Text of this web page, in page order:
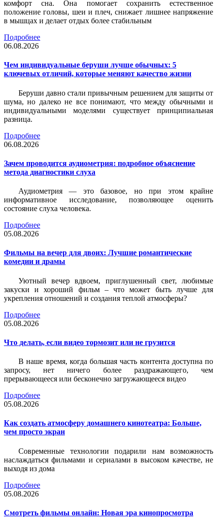
комфорт сна. Она помогает сохранить естественное
положение головы, шеи и плеч, снижает лишнее напряжение
в мышцах и делает отдых более стабильным
Подробнее
06.08.2026
Чем индивидуальные беруши лучше обычных: 5
ключевых отличий, которые меняют качество жизни
Беруши давно стали привычным решением для защиты от
шума, но далеко не все понимают, что между обычными и
индивидуальными моделями существует принципиальная
разница.
Подробнее
06.08.2026
Зачем проводится аудиометрия: подробное объяснение
метода диагностики слуха
Аудиометрия — это базовое, но при этом крайне
информативное исследование, позволяющее оценить
состояние слуха человека.
Подробнее
05.08.2026
Фильмы на вечер для двоих: Лучшие романтические
комедии и драмы
Уютный вечер вдвоем, приглушенный свет, любимые
закуски и хороший фильм – что может быть лучше для
укрепления отношений и создания теплой атмосферы?
Подробнее
05.08.2026
Что делать, если видео тормозит или не грузится
В наше время, когда большая часть контента доступна по
запросу, нет ничего более раздражающего, чем
прерывающееся или бесконечно загружающееся видео
Подробнее
05.08.2026
Как создать атмосферу домашнего кинотеатра: Больше,
чем просто экран
Современные технологии подарили нам возможность
наслаждаться фильмами и сериалами в высоком качестве, не
выходя из дома
Подробнее
05.08.2026
Смотреть фильмы онлайн: Новая эра кинопросмотра